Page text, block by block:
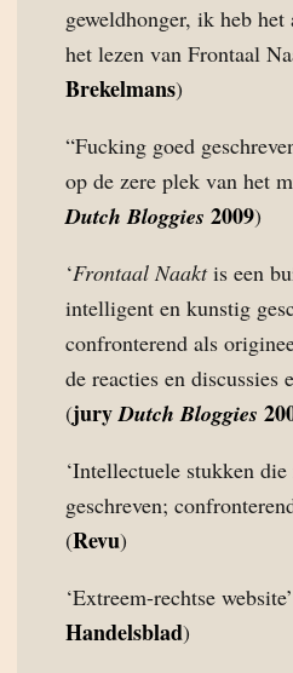
geweldhonger, ik heb
het lezen van Frontaal
Brekelmans)
“Fucking goed
op de zere plek van het
Dutch Bloggies 2009)
‘Frontaal Naaktis een
intelligent en kunstig
confronterend als
de reacties en discussies
(juryDutch Bloggies
‘Intellectuele stukken
geschreven;
(Revu)
‘Extreem-rechtse
Handelsblad)